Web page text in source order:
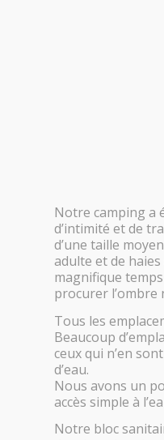
Notre camping a
d’intimité et de
d’une taille
adulte et de
magnifique
procurer l’ombre
Tous les
Beaucoup
ceux qui n’en
d’eau.
Nous avons un
accès simple à
Notre bloc